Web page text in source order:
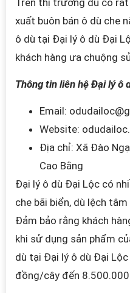
xuất buôn bán ô dù che
ô dù tại Đại lý ô dù Đại
khách hàng ưa chuộng
Thông tin liên hệ Đại lý ô
Email:
Website:
Địa chỉ: Xã Đào
Cao Bằng
Đại lý ô dù Đại Lộc có
che bãi biển, dù lệch tâm
Đảm bảo rằng khách
khi sử dụng sản phẩm
dù tại Đại lý ô dù Đại
đồng/cây đến